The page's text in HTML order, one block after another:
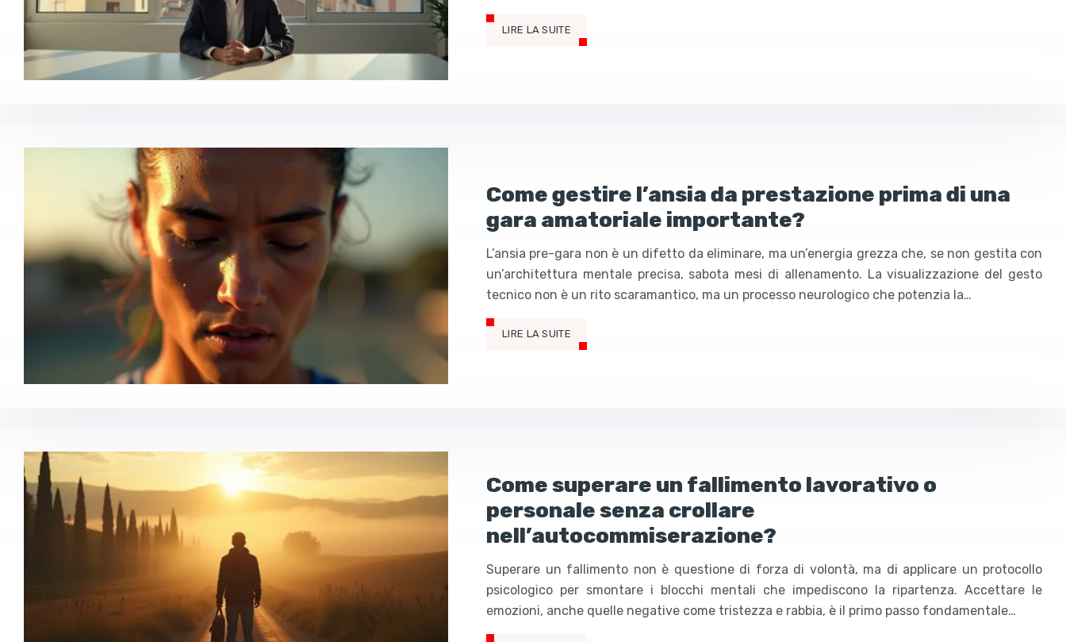
LIRE LA SUITE
Come gestire l’ansia da prestazione prima di una
gara amatoriale importante?
L’ansia pre-gara non è un difetto da eliminare, ma un’energia grezza che, se non gestita con
un’architettura mentale precisa, sabota mesi di allenamento. La visualizzazione del gesto
tecnico non è un rito scaramantico, ma un processo neurologico che potenzia la…
LIRE LA SUITE
Come superare un fallimento lavorativo o
personale senza crollare
nell’autocommiserazione?
Superare un fallimento non è questione di forza di volontà, ma di applicare un protocollo
psicologico per smontare i blocchi mentali che impediscono la ripartenza. Accettare le
emozioni, anche quelle negative come tristezza e rabbia, è il primo passo fondamentale…